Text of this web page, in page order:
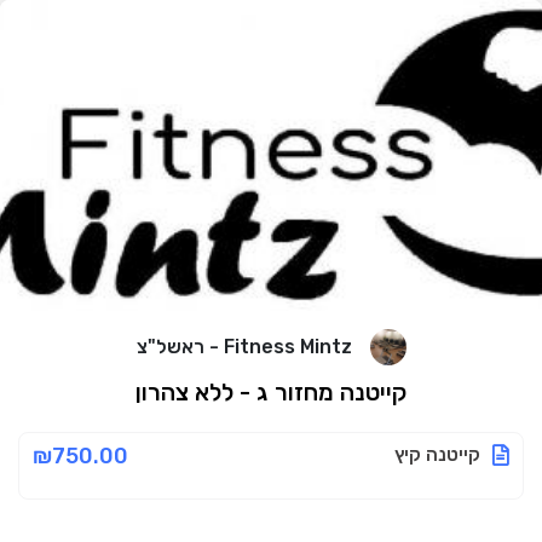
Fitness Mintz - ראשל"צ
קייטנה מחזור ג - ללא צהרון
קייטנה קיץ ₪750.00